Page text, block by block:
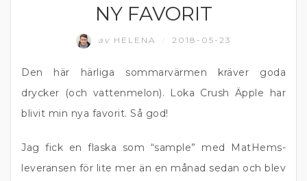
NY FAVORIT
av HELENA 2018-05-23
Den här härliga sommarvärmen kräver goda
drycker (och vattenmelon). Loka Crush Äpple har
blivit min nya favorit. Så god!
Jag fick en flaska som “sample” med MatHems-
leveransen för lite mer än en månad sedan och blev